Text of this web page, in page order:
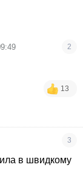
2
13
3
в швидкому